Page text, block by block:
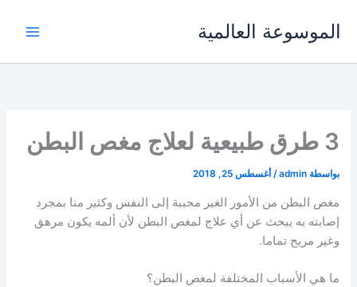
الموسوعة العالمية
3 طرق طبيعية لعلاج مغص البطن
بواسطة admin
/ أغسطس 25, 2018
مغص البطن من الأمور الغير محببة إلى النفس وكثير منا بمجرد
إصابته به يبحث عن أي علاج لمغص البطن لأن ألمه يكون مرهق
وغير مريح تماما.
ما هي الأسباب المختلفة لمغص البطن؟